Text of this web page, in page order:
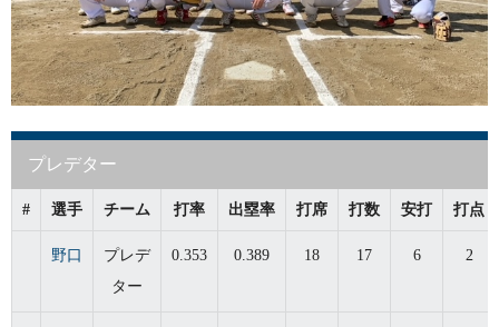
プレデター
# 選手 チーム 打率 出塁率 打席 打数 安打 打点
野口
プレデ
ター
0.353 0.389 18 17 6 2